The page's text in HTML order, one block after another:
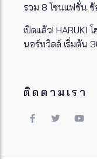
รวม 8 โซนแฟชั่น ช้
เปิดแล้ว! HARUKI
นอร์ทวิลล์ เริ่มต้น
ติดตามเรา